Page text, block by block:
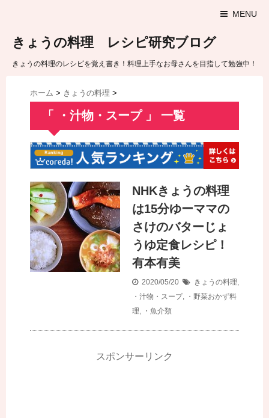
MENU
きょうの料理 レシピ研究ブログ
きょうの料理のレシピを覚え書き！料理上手なお母さんを目指して勉強中！
ホーム > きょうの料理 >
「 ・汁物・スープ 」 一覧
NHKきょうの料理
は15分ゆーママの
さけのバターじょ
うゆ定食レシピ！
有本有美
2020/05/20 きょうの料理
・汁物・スープ,
・野菜おかず料
理
・魚介類
スポンサーリンク